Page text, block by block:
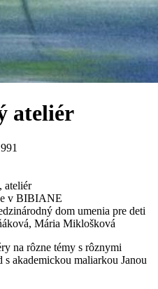
ateliér
v BIBIANE
dom umenia pre deti
Mária Miklošková
na rôzne témy s rôznymi
akademickou maliarkou Janou